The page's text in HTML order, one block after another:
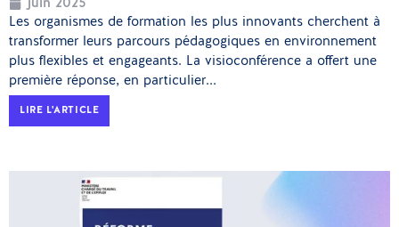
juin 2025
Les organismes de formation les plus innovants cherchent à
transformer leurs parcours pédagogiques en environnement
plus flexibles et engageants. La visioconférence a offert une
première réponse, en particulier...
LIRE L'ARTICLE